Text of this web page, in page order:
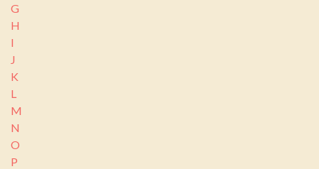
G
H
I
J
K
L
M
N
O
P